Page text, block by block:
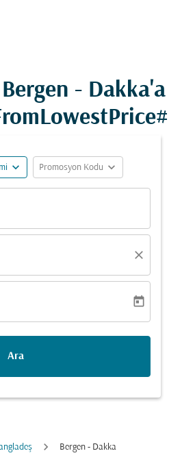
- Dakka'a
expand_more Promosyon Kodu expand_more
close
today
Ara
Bergen - Dakka